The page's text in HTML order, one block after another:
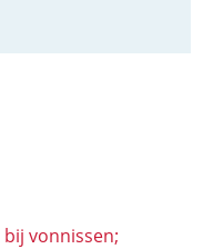
vonnissen;